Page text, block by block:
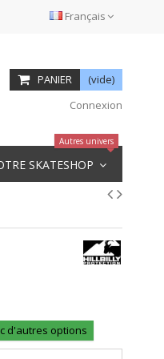
Français
PANIER
(vide)
Connexion
SKATESHOP
Autres univers
d'autres options